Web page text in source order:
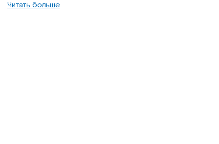
Читать больше